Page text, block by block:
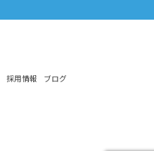
採用情報
ブログ